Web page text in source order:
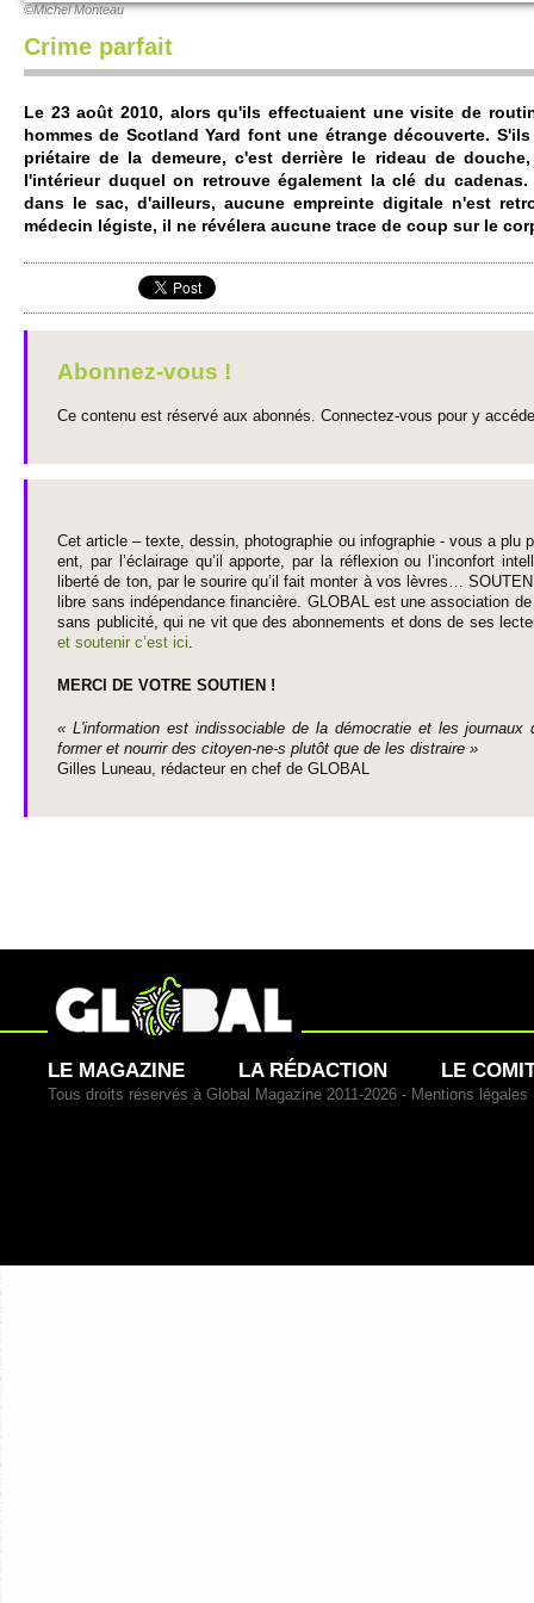
©Mi­chel Monteau
Crime parfait
Le 23 août 2010, alors qu'ils effectuaient une vi­site de
ho­mmes de Scotland Yard font une étrange découve­rte.
priétaire de la de­meure, c'est derrière le rideau de
l'intérieur duquel on re­tro­uve égale­ment la clé du cadenas.
dans le sac, d'ai­lleurs, aucune em­pre­inte digitale n'est
médecin légiste, il ne révélera aucune trace de coup sur le
Abonnez-vous !
Ce contenu est réservé aux abonnés. Connectez-vous pour y
Cet article – texte, dessin, photographie ou infographie - vous a plu
ent, par l’éclairage qu’il appo­rte, par la réflexion ou l’inconfort
liberté de ton, par le so­urire qu’il fait monter à vos lèvres…
libre sans indépendance financière. GLOBAL est une asso­ci­ation
sans publi­cité, qui ne vit que des abonne­ments et dons de ses
et so­utenir c’est ici.
MERCI DE VOTRE SO­UTIEN !
« L'information est indisso­ci­able de la démo­cratie et les journaux
former et nourrir des ci­to­yen-ne-s plutôt que de les dis­traire »
Gi­lles Luneau, rédacteur en chef de GLOBAL
LE MAGAZINE LA RÉDACTION LE
Tous droits réservés à Global Magazine 2011-2026 - Mentions légales